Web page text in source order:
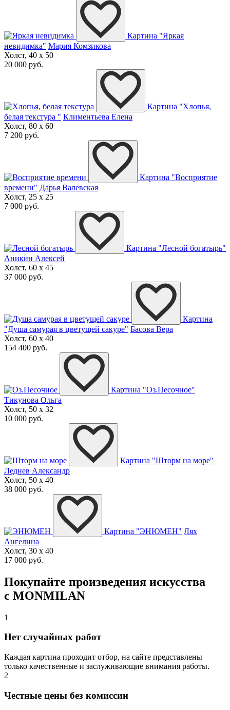
Картина "Яркая
невидимка" Мария Комзикова
Холст, 40 x 50
20 000 руб.
Картина "Хлопья,
белая текстура " Климентьева Елена
Холст, 80 x 60
7 200 руб.
Картина "Восприятие
времени" Дарья Валевская
Холст, 25 x 25
7 000 руб.
Картина "Лесной богатырь"
Аникин Алексей
Холст, 60 x 45
37 000 руб.
Картина
"Душа самурая в цветущей сакуре" Басова Вера
Холст, 60 x 40
154 400 руб.
Картина "Оз.Песочное"
Тикунова Ольга
Холст, 50 x 32
10 000 руб.
Картина "Шторм на море"
Леднев Александр
Холст, 50 x 40
38 000 руб.
Картина "ЭНЮМЕН" Лях
Ангелина
Холст, 30 x 40
17 000 руб.
Покупайте произведения искусства
с MONMILAN
1
Нет случайных работ
Каждая картина проходит отбор, на сайте представлены
только качественные и заслуживающие внимания работы.
2
Честные цены без комиссии